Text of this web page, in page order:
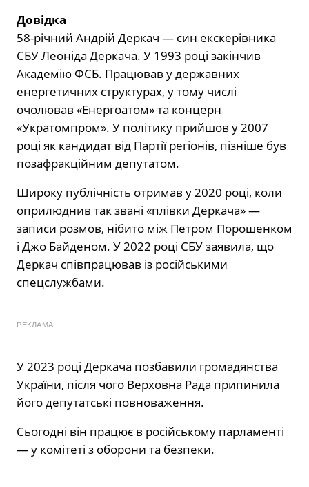
Довідка
58-річний Андрій Деркач — син екскерівника
СБУ Леоніда Деркача. У 1993 році закінчив
Академію ФСБ. Працював у державних
енергетичних структурах, у тому числі
очолював «Енергоатом» та концерн
«Укратомпром». У політику прийшов у 2007
році як кандидат від Партії регіонів, пізніше був
позафракційним депутатом.
Широку публічність отримав у 2020 році, коли
оприлюднив так звані «плівки Деркача» —
записи розмов, нібито між Петром Порошенком
і Джо Байденом. У 2022 році СБУ заявила, що
Деркач співпрацював із російськими
спецслужбами.
РЕКЛАМА
У 2023 році Деркача позбавили громадянства
України, після чого Верховна Рада припинила
його депутатські повноваження.
Сьогодні він працює в російському парламенті
— у комітеті з оборони та безпеки.